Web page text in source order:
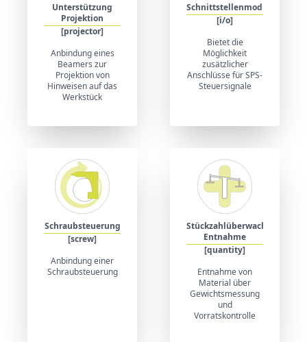
Unterstützung
Projektion
[projector]
Anbindung eines
Beamers zur
Projektion von
Hinweisen auf das
Werkstück
Schnittstellenmodul
[i/o]
Bietet die
Möglichkeit
zusätzlicher
Anschlüsse für SPS-
Steuersignale
Schraubsteuerung
[screw]
Anbindung einer
Schraubsteuerung
Stückzahlüberwachte
Entnahme
[quantity]
Entnahme von
Material über
Gewichtsmessung
und
Vorratskontrolle